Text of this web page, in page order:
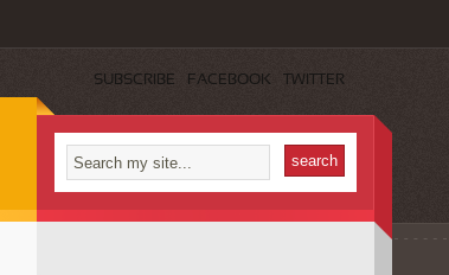
SUBSCRIBE FACEBOOK TWITTER